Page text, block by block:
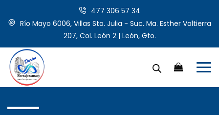
477 306 57 34
Río Mayo 6006, Villas Sta. Julia - Suc. Ma. Esther Valtierra
207, Col. León 2 | León, Gto.